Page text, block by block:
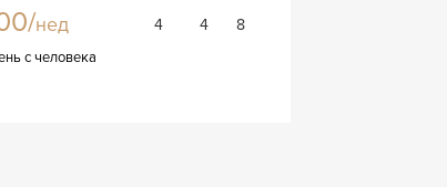
нед 4 4 8
с человека